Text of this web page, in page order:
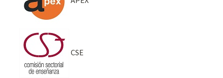
CSE